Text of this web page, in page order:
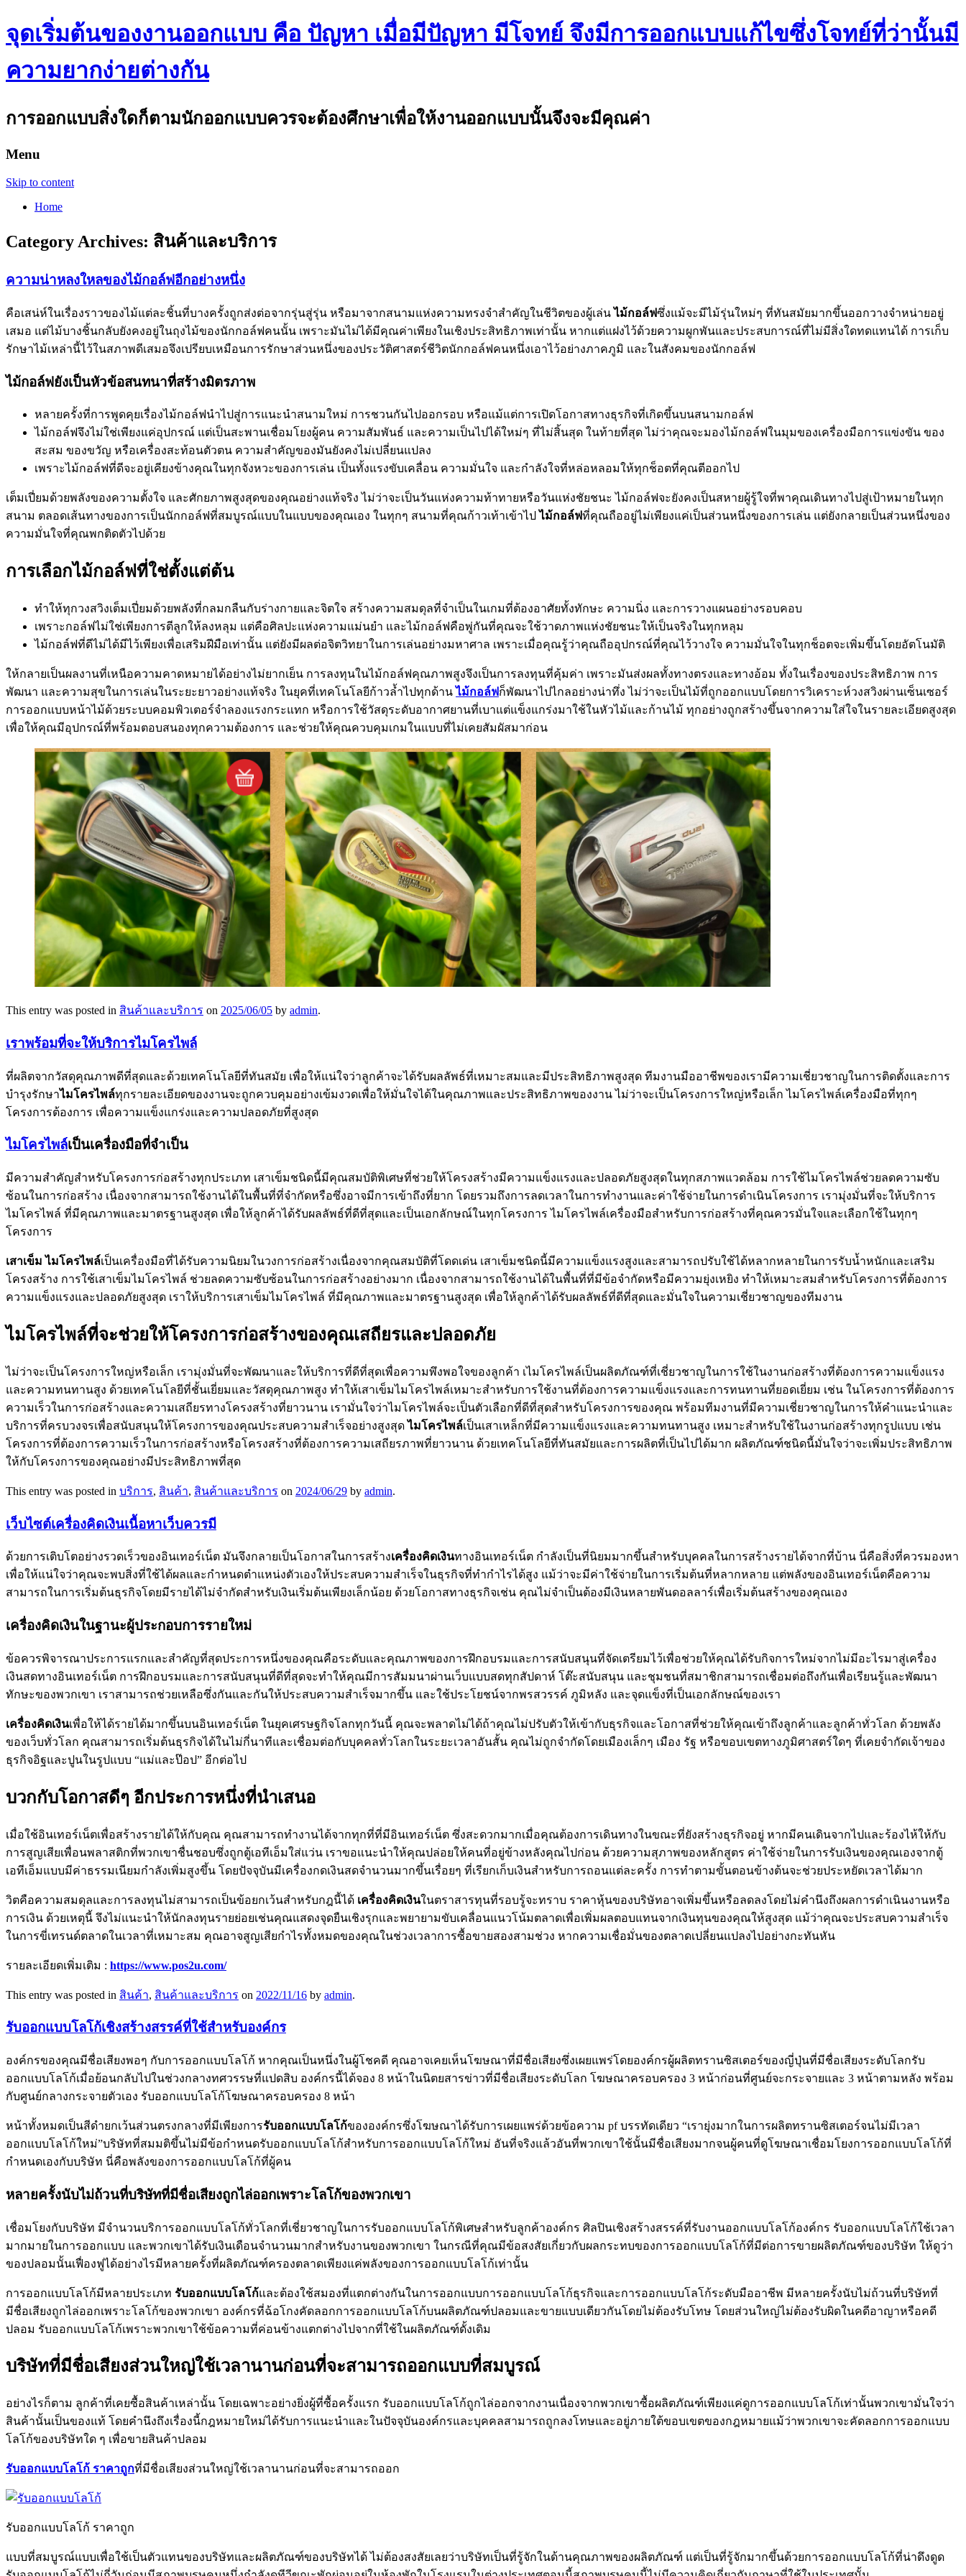
จุดเริ่มต้นของงานออกแบบ คือ ปัญหา เมื่อมีปัญหา มีโจทย์ จึงมีการออกแบบแก้ไขซึ่งโจทย์ที่ว่านั้นมี
ความยากง่ายต่างกัน
การออกแบบสิ่งใดก็ตามนักออกแบบควรจะต้องศึกษาเพื่อให้งานออกแบบนั้นจึงจะมีคุณค่า
Menu
Skip to content
Home
Category Archives: สินค้าและบริการ
ความน่าหลงใหลของไม้กอล์ฟอีกอย่างหนึ่ง
คือเสน่ห์ในเรื่องราวของไม้แต่ละชิ้นที่บางครั้งถูกส่งต่อจากรุ่นสู่รุ่น หรือมาจากสนามแห่งความทรงจำสำคัญในชีวิตของผู้เล่นไม้กอล์ฟซึ่งแม้จะมีไม้รุ่นใหม่ๆ ที่ทันสมัยมากขึ้นออกวางจำหน่ายอยู่
เสมอ แต่ไม้บางชิ้นกลับยังคงอยู่ในถุงไม้ของนักกอล์ฟคนนั้น เพราะมันไม่ได้มีคุณค่าเพียงในเชิงประสิทธิภาพเท่านั้น หากแต่แฝงไว้ด้วยความผูกพันและประสบการณ์ที่ไม่มีสิ่งใดทดแทนได้ การเก็บ
รักษาไม้เหล่านี้ไว้ในสภาพดีเสมอจึงเปรียบเหมือนการรักษาส่วนหนึ่งของประวัติศาสตร์ชีวิตนักกอล์ฟคนหนึ่งเอาไว้อย่างภาคภูมิ และในสังคมของนักกอล์ฟ
ไม้กอล์ฟยังเป็นหัวข้อสนทนาที่สร้างมิตรภาพ
หลายครั้งที่การพูดคุยเรื่องไม้กอล์ฟนำไปสู่การแนะนำสนามใหม่ การชวนกันไปออกรอบ หรือแม้แต่การเปิดโอกาสทางธุรกิจที่เกิดขึ้นบนสนามกอล์ฟ
ไม้กอล์ฟจึงไม่ใช่เพียงแค่อุปกรณ์ แต่เป็นสะพานเชื่อมโยงผู้คน ความสัมพันธ์ และความเป็นไปได้ใหม่ๆ ที่ไม่สิ้นสุด ในท้ายที่สุด ไม่ว่าคุณจะมองไม้กอล์ฟในมุมของเครื่องมือการแข่งขัน ของ
สะสม ของขวัญ หรือเครื่องสะท้อนตัวตน ความสำคัญของมันยังคงไม่เปลี่ยนแปลง
เพราะไม้กอล์ฟที่ดีจะอยู่เคียงข้างคุณในทุกจังหวะของการเล่น เป็นทั้งแรงขับเคลื่อน ความมั่นใจ และกำลังใจที่หล่อหลอมให้ทุกช็อตที่คุณตีออกไป
เต็มเปี่ยมด้วยพลังของความตั้งใจ และศักยภาพสูงสุดของคุณอย่างแท้จริง ไม่ว่าจะเป็นวันแห่งความท้าทายหรือวันแห่งชัยชนะ ไม้กอล์ฟจะยังคงเป็นสหายผู้รู้ใจที่พาคุณเดินทางไปสู่เป้าหมายในทุก
สนาม ตลอดเส้นทางของการเป็นนักกอล์ฟที่สมบูรณ์แบบในแบบของคุณเอง ในทุกๆ สนามที่คุณก้าวเท้าเข้าไป ไม้กอล์ฟที่คุณถืออยู่ไม่เพียงแค่เป็นส่วนหนึ่งของการเล่น แต่ยังกลายเป็นส่วนหนึ่งของ
ความมั่นใจที่คุณพกติดตัวไปด้วย
การเลือกไม้กอล์ฟที่ใช่ตั้งแต่ต้น
ทำให้ทุกวงสวิงเต็มเปี่ยมด้วยพลังที่กลมกลืนกับร่างกายและจิตใจ สร้างความสมดุลที่จำเป็นในเกมที่ต้องอาศัยทั้งทักษะ ความนิ่ง และการวางแผนอย่างรอบคอบ
เพราะกอล์ฟไม่ใช่เพียงการตีลูกให้ลงหลุม แต่คือศิลปะแห่งความแม่นยำ และไม้กอล์ฟคือพู่กันที่คุณจะใช้วาดภาพแห่งชัยชนะให้เป็นจริงในทุกหลุม
ไม้กอล์ฟที่ดีไม่ได้มีไว้เพียงเพื่อเสริมฝีมือเท่านั้น แต่ยังมีผลต่อจิตวิทยาในการเล่นอย่างมหาศาล เพราะเมื่อคุณรู้ว่าคุณถืออุปกรณ์ที่คุณไว้วางใจ ความมั่นใจในทุกช็อตจะเพิ่มขึ้นโดยอัตโนมัติ
ให้กลายเป็นผลงานที่เหนือความคาดหมายได้อย่างไม่ยากเย็น การลงทุนในไม้กอล์ฟคุณภาพสูงจึงเป็นการลงทุนที่คุ้มค่า เพราะมันส่งผลทั้งทางตรงและทางอ้อม ทั้งในเรื่องของประสิทธิภาพ การ
พัฒนา และความสุขในการเล่นในระยะยาวอย่างแท้จริง ในยุคที่เทคโนโลยีก้าวล้ำไปทุกด้านไม้กอล์ฟก็พัฒนาไปไกลอย่างน่าทึ่ง ไม่ว่าจะเป็นไม้ที่ถูกออกแบบโดยการวิเคราะห์วงสวิงผ่านเซ็นเซอร์
การออกแบบหน้าไม้ด้วยระบบคอมพิวเตอร์จำลองแรงกระแทก หรือการใช้วัสดุระดับอากาศยานที่เบาแต่แข็งแกร่งมาใช้ในหัวไม้และก้านไม้ ทุกอย่างถูกสร้างขึ้นจากความใส่ใจในรายละเอียดสูงสุด
เพื่อให้คุณมีอุปกรณ์ที่พร้อมตอบสนองทุกความต้องการ และช่วยให้คุณควบคุมเกมในแบบที่ไม่เคยสัมผัสมาก่อน
This entry was posted in สินค้าและบริการ on 2025/06/05 by admin.
เราพร้อมที่จะให้บริการไมโครไพล์
ที่ผลิตจากวัสดุคุณภาพดีที่สุดและด้วยเทคโนโลยีที่ทันสมัย เพื่อให้แน่ใจว่าลูกค้าจะได้รับผลลัพธ์ที่เหมาะสมและมีประสิทธิภาพสูงสุด ทีมงานมืออาชีพของเรามีความเชี่ยวชาญในการติดตั้งและการ
บำรุงรักษาไมโครไพล์ทุกรายละเอียดของงานจะถูกควบคุมอย่างเข้มงวดเพื่อให้มั่นใจได้ในคุณภาพและประสิทธิภาพของงาน ไม่ว่าจะเป็นโครงการใหญ่หรือเล็ก ไมโครไพล์เครื่องมือที่ทุกๆ
โครงการต้องการ เพื่อความแข็งแกร่งและความปลอดภัยที่สูงสุด
ไมโครไพล์เป็นเครื่องมือที่จำเป็น
มีความสำคัญสำหรับโครงการก่อสร้างทุกประเภท เสาเข็มชนิดนี้มีคุณสมบัติพิเศษที่ช่วยให้โครงสร้างมีความแข็งแรงและปลอดภัยสูงสุดในทุกสภาพแวดล้อม การใช้ไมโครไพล์ช่วยลดความซับ
ซ้อนในการก่อสร้าง เนื่องจากสามารถใช้งานได้ในพื้นที่ที่จำกัดหรือซึ่งอาจมีการเข้าถึงที่ยาก โดยรวมถึงการลดเวลาในการทำงานและค่าใช้จ่ายในการดำเนินโครงการ เรามุ่งมั่นที่จะให้บริการ
ไมโครไพล์ ที่มีคุณภาพและมาตรฐานสูงสุด เพื่อให้ลูกค้าได้รับผลลัพธ์ที่ดีที่สุดและเป็นเอกลักษณ์ในทุกโครงการ ไมโครไพล์เครื่องมือสำหรับการก่อสร้างที่คุณควรมั่นใจและเลือกใช้ในทุกๆ
โครงการ
เสาเข็ม ไมโครไพล์เป็นเครื่องมือที่ได้รับความนิยมในวงการก่อสร้างเนื่องจากคุณสมบัติที่โดดเด่น เสาเข็มชนิดนี้มีความแข็งแรงสูงและสามารถปรับใช้ได้หลากหลายในการรับน้ำหนักและเสริม
โครงสร้าง การใช้เสาเข็มไมโครไพล์ ช่วยลดความซับซ้อนในการก่อสร้างอย่างมาก เนื่องจากสามารถใช้งานได้ในพื้นที่ที่มีข้อจำกัดหรือมีความยุ่งเหยิง ทำให้เหมาะสมสำหรับโครงการที่ต้องการ
ความแข็งแรงและปลอดภัยสูงสุด เราให้บริการเสาเข็มไมโครไพล์ ที่มีคุณภาพและมาตรฐานสูงสุด เพื่อให้ลูกค้าได้รับผลลัพธ์ที่ดีที่สุดและมั่นใจในความเชี่ยวชาญของทีมงาน
ไมโครไพล์ที่จะช่วยให้โครงการก่อสร้างของคุณเสถียรและปลอดภัย
ไม่ว่าจะเป็นโครงการใหญ่หรือเล็ก เรามุ่งมั่นที่จะพัฒนาและให้บริการที่ดีที่สุดเพื่อความพึงพอใจของลูกค้า เไมโครไพล์เป็นผลิตภัณฑ์ที่เชี่ยวชาญในการใช้ในงานก่อสร้างที่ต้องการความแข็งแรง
และความทนทานสูง ด้วยเทคโนโลยีที่ชั้นเยี่ยมและวัสดุคุณภาพสูง ทำให้เสาเข็มไมโครไพล์เหมาะสำหรับการใช้งานที่ต้องการความแข็งแรงและการทนทานที่ยอดเยี่ยม เช่น ในโครงการที่ต้องการ
ความเร็วในการก่อสร้างและความเสถียรทางโครงสร้างที่ยาวนาน เรามั่นใจว่าไมโครไพล์จะเป็นตัวเลือกที่ดีที่สุดสำหรับโครงการของคุณ พร้อมทีมงานที่มีความเชี่ยวชาญในการให้คำแนะนำและ
บริการที่ครบวงจรเพื่อสนับสนุนให้โครงการของคุณประสบความสำเร็จอย่างสูงสุดไมโครไพล์เป็นเสาเหล็กที่มีความแข็งแรงและความทนทานสูง เหมาะสำหรับใช้ในงานก่อสร้างทุกรูปแบบ เช่น
โครงการที่ต้องการความเร็วในการก่อสร้างหรือโครงสร้างที่ต้องการความเสถียรภาพที่ยาวนาน ด้วยเทคโนโลยีที่ทันสมัยและการผลิตที่เป็นไปได้มาก ผลิตภัณฑ์ชนิดนี้มั่นใจว่าจะเพิ่มประสิทธิภาพ
ให้กับโครงการของคุณอย่างมีประสิทธิภาพที่สุด
This entry was posted in บริการ, สินค้า, สินค้าและบริการ on 2024/06/29 by admin.
เว็บไซต์เครื่องคิดเงินเนื้อหาเว็บควรมี
ด้วยการเติบโตอย่างรวดเร็วของอินเทอร์เน็ต มันจึงกลายเป็นโอกาสในการสร้างเครื่องคิดเงินทางอินเทอร์เน็ต กำลังเป็นที่นิยมมากขึ้นสำหรับบุคคลในการสร้างรายได้จากที่บ้าน นี่คือสิ่งที่ควรมองหา
เพื่อให้แน่ใจว่าคุณจะพบสิ่งที่ใช้ได้ผลและกำหนดตำแหน่งตัวเองให้ประสบความสำเร็จในธุรกิจที่ทำกำไรได้สูง แม้ว่าจะมีค่าใช้จ่ายในการเริ่มต้นที่หลากหลาย แต่พลังของอินเทอร์เน็ตคือความ
สามารถในการเริ่มต้นธุรกิจโดยมีรายได้ไม่จำกัดสำหรับเงินเริ่มต้นเพียงเล็กน้อย ด้วยโอกาสทางธุรกิจเช่น คุณไม่จำเป็นต้องมีเงินหลายพันดอลลาร์เพื่อเริ่มต้นสร้างของคุณเอง
เครื่องคิดเงินในฐานะผู้ประกอบการรายใหม่
ข้อควรพิจารณาประการแรกและสำคัญที่สุดประการหนึ่งของคุณคือระดับและคุณภาพของการฝึกอบรมและการสนับสนุนที่จัดเตรียมไว้เพื่อช่วยให้คุณได้รับกิจการใหม่จากไม่มีอะไรมาสู่เครื่อง
เงินสดทางอินเทอร์เน็ต การฝึกอบรมและการสนับสนุนที่ดีที่สุดจะทำให้คุณมีการสัมมนาผ่านเว็บแบบสดทุกสัปดาห์ โต๊ะสนับสนุน และชุมชนที่สมาชิกสามารถเชื่อมต่อถึงกันเพื่อเรียนรู้และพัฒนา
ทักษะของพวกเขา เราสามารถช่วยเหลือซึ่งกันและกันให้ประสบความสำเร็จมากขึ้น และใช้ประโยชน์จากพรสวรรค์ ภูมิหลัง และจุดแข็งที่เป็นเอกลักษณ์ของเรา
เครื่องคิดเงินเพื่อให้ได้รายได้มากขึ้นบนอินเทอร์เน็ต ในยุคเศรษฐกิจโลกทุกวันนี้ คุณจะพลาดไม่ได้ถ้าคุณไม่ปรับตัวให้เข้ากับธุรกิจและโอกาสที่ช่วยให้คุณเข้าถึงลูกค้าและลูกค้าทั่วโลก ด้วยพลัง
ของเว็บทั่วโลก คุณสามารถเริ่มต้นธุรกิจได้ในไม่กี่นาทีและเชื่อมต่อกับบุคคลทั่วโลกในระยะเวลาอันสั้น คุณไม่ถูกจำกัดโดยเมืองเล็กๆ เมือง รัฐ หรือขอบเขตทางภูมิศาสตร์ใดๆ ที่เคยจำกัดเจ้าของ
ธุรกิจอิฐและปูนในรูปแบบ “แม่และป๊อป” อีกต่อไป
บวกกับโอกาสดีๆ อีกประการหนึ่งที่นำเสนอ
เมื่อใช้อินเทอร์เน็ตเพื่อสร้างรายได้ให้กับคุณ คุณสามารถทำงานได้จากทุกที่ที่มีอินเทอร์เน็ต ซึ่งสะดวกมากเมื่อคุณต้องการเดินทางในขณะที่ยังสร้างธุรกิจอยู่ หากมีคนเดินจากไปและร้องไห้ให้กับ
การสูญเสียเพื่อนพลาสติกที่พวกเขาชื่นชอบซึ่งถูกตู้เอทีเอ็มใส่แว่น เราขอแนะนำให้คุณปล่อยให้คนที่อยู่ข้างหลังคุณไปก่อน ด้วยความสุภาพของหลักสูตร ค่าใช้จ่ายในการรับเงินของคุณเองจากตู้
เอทีเอ็มแบบมีค่าธรรมเนียมกำลังเพิ่มสูงขึ้น โดยปัจจุบันมีเครื่องกดเงินสดจำนวนมากขึ้นเรื่อยๆ ที่เรียกเก็บเงินสำหรับการถอนแต่ละครั้ง การทำตามขั้นตอนข้างต้นจะช่วยประหยัดเวลาได้มาก
วิตคือความสมดุลและการลงทุนไม่สามารถเป็นข้อยกเว้นสำหรับกฎนี้ได้ เครื่องคิดเงินในตราสารทุนที่รอบรู้จะทราบ ราคาหุ้นของบริษัทอาจเพิ่มขึ้นหรือลดลงโดยไม่คำนึงถึงผลการดำเนินงานหรือ
การเงิน ด้วยเหตุนี้ จึงไม่แนะนำให้นักลงทุนรายย่อยเช่นคุณแสดงจุดยืนเชิงรุกและพยายามขับเคลื่อนแนวโน้มตลาดเพื่อเพิ่มผลตอบแทนจากเงินทุนของคุณให้สูงสุด แม้ว่าคุณจะประสบความสำเร็จ
ในการขี่เทรนด์ตลาดในเวลาที่เหมาะสม คุณอาจสูญเสียกำไรทั้งหมดของคุณในช่วงเวลาการซื้อขายสองสามช่วง หากความเชื่อมั่นของตลาดเปลี่ยนแปลงไปอย่างกะทันหัน
รายละเอียดเพิ่มเติม : https://www.pos2u.com/
This entry was posted in สินค้า, สินค้าและบริการ on 2022/11/16 by admin.
รับออกแบบโลโก้เชิงสร้างสรรค์ที่ใช้สำหรับองค์กร
องค์กรของคุณมีชื่อเสียงพอๆ กับการออกแบบโลโก้ หากคุณเป็นหนึ่งในผู้โชคดี คุณอาจเคยเห็นโฆษณาที่มีชื่อเสียงซึ่งเผยแพร่โดยองค์กรผู้ผลิตทรานซิสเตอร์ของญี่ปุ่นที่มีชื่อเสียงระดับโลกรับ
ออกแบบโลโก้เมื่อย้อนกลับไปในช่วงกลางทศวรรษที่แปดสิบ องค์กรนี้ได้จอง 8 หน้าในนิตยสารข่าวที่มีชื่อเสียงระดับโลก โฆษณาครอบครอง 3 หน้าก่อนที่ศูนย์จะกระจายและ 3 หน้าตามหลัง พร้อม
กับศูนย์กลางกระจายตัวเอง รับออกแบบโลโก้โฆษณาครอบครอง 8 หน้า
หน้าทั้งหมดเป็นสีดำยกเว้นส่วนตรงกลางที่มีเพียงการรับออกแบบโลโก้ขององค์กรซึ่งโฆษณาได้รับการเผยแพร่ด้วยข้อความ pf บรรทัดเดียว “เรายุ่งมากในการผลิตทรานซิสเตอร์จนไม่มีเวลา
ออกแบบโลโก้ใหม่”บริษัทที่สมมติขึ้นไม่มีข้อกำหนดรับออกแบบโลโก้สำหรับการออกแบบโลโก้ใหม่ อันที่จริงแล้วอันที่พวกเขาใช้นั้นมีชื่อเสียงมากจนผู้คนที่ดูโฆษณาเชื่อมโยงการออกแบบโลโก้ที่
กำหนดเองกับบริษัท นี่คือพลังของการออกแบบโลโก้ที่ผู้คน
หลายครั้งนับไม่ถ้วนที่บริษัทที่มีชื่อเสียงถูกไล่ออกเพราะโลโก้ของพวกเขา
เชื่อมโยงกับบริษัท มีจำนวนบริการออกแบบโลโก้ทั่วโลกที่เชี่ยวชาญในการรับออกแบบโลโก้พิเศษสำหรับลูกค้าองค์กร ศิลปินเชิงสร้างสรรค์ที่รับงานออกแบบโลโก้องค์กร รับออกแบบโลโก้ใช้เวลา
มากมายในการออกแบบ และพวกเขาได้รับเงินเดือนจำนวนมากสำหรับงานของพวกเขา ในกรณีที่คุณมีข้อสงสัยเกี่ยวกับผลกระทบของการออกแบบโลโก้ที่มีต่อการขายผลิตภัณฑ์ของบริษัท ให้ดูว่า
ของปลอมนั้นเฟื่องฟูได้อย่างไรมีหลายครั้งที่ผลิตภัณฑ์ครองตลาดเพียงแค่พลังของการออกแบบโลโก้เท่านั้น
การออกแบบโลโก้มีหลายประเภท รับออกแบบโลโก้และต้องใช้สมองที่แตกต่างกันในการออกแบบการออกแบบโลโก้ธุรกิจและการออกแบบโลโก้ระดับมืออาชีพ มีหลายครั้งนับไม่ถ้วนที่บริษัทที่
มีชื่อเสียงถูกไล่ออกเพราะโลโก้ของพวกเขา องค์กรที่ฉ้อโกงคัดลอกการออกแบบโลโก้บนผลิตภัณฑ์ปลอมและขายแบบเดียวกันโดยไม่ต้องรับโทษ โดยส่วนใหญ่ไม่ต้องรับผิดในคดีอาญาหรือคดี
ปลอม รับออกแบบโลโก้เพราะพวกเขาใช้ข้อความที่ค่อนข้างแตกต่างไปจากที่ใช้ในผลิตภัณฑ์ดั้งเดิม
บริษัทที่มีชื่อเสียงส่วนใหญ่ใช้เวลานานก่อนที่จะสามารถออกแบบที่สมบูรณ์
อย่างไรก็ตาม ลูกค้าที่เคยซื้อสินค้าเหล่านั้น โดยเฉพาะอย่างยิ่งผู้ที่ซื้อครั้งแรก รับออกแบบโลโก้ถูกไล่ออกจากงานเนื่องจากพวกเขาซื้อผลิตภัณฑ์เพียงแค่ดูการออกแบบโลโก้เท่านั้นพวกเขามั่นใจว่า
สินค้านั้นเป็นของแท้ โดยคำนึงถึงเรื่องนี้กฎหมายใหม่ได้รับการแนะนำและในปัจจุบันองค์กรและบุคคลสามารถถูกลงโทษและอยู่ภายใต้ขอบเขตของกฎหมายแม้ว่าพวกเขาจะคัดลอกการออกแบบ
โลโก้ของบริษัทใด ๆ เพื่อขายสินค้าปลอม
รับออกแบบโลโก้ ราคาถูกที่มีชื่อเสียงส่วนใหญ่ใช้เวลานานก่อนที่จะสามารถออก
รับออกแบบโลโก้ ราคาถูก
แบบที่สมบูรณ์แบบเพื่อใช้เป็นตัวแทนของบริษัทและผลิตภัณฑ์ของบริษัทได้ ไม่ต้องสงสัยเลยว่าบริษัทเป็นที่รู้จักในด้านคุณภาพของผลิตภัณฑ์ แต่เป็นที่รู้จักมากขึ้นด้วยการออกแบบโลโก้ที่น่าดึงดูด